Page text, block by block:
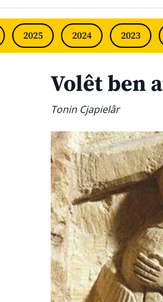
2025 2024 2023
Volêt ben
Tonin Cjapielâr